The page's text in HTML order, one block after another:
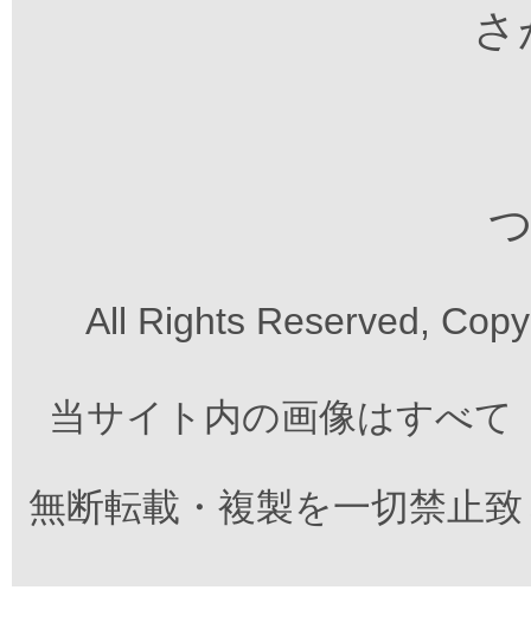
All Rights Reserved,
当サイト内の画像はすべ
無断転載・複製を一切禁止